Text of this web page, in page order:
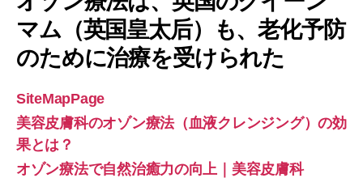
マム（英国皇太后）も、老化予防
のために治療を受けられた
SiteMapPage
美容皮膚科のオゾン療法（血液クレンジング）の効
果とは？
オゾン療法で自然治癒力の向上｜美容皮膚科